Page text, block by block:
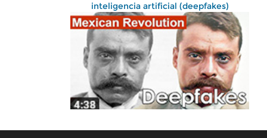
inteligencia artificial (deepfakes)